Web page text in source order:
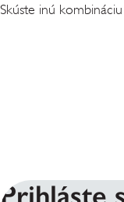
Skúste inú
Prihláste